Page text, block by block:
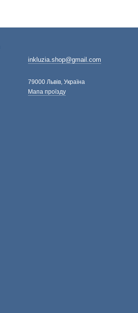
inkluzia.shop@gmail.com
79000 Львів, Україна
Мапа проїзду